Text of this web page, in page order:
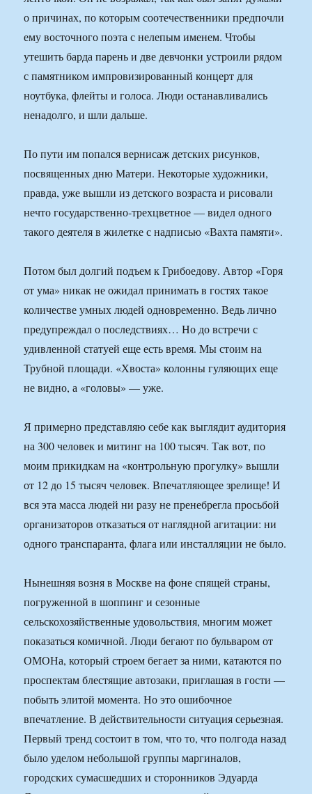
о причинах, по которым соотечественники предпочли
ему восточного поэта с нелепым именем. Чтобы
утешить барда парень и две девчонки устроили рядом
с памятником импровизированный концерт для
ноутбука, флейты и голоса. Люди останавливались
ненадолго, и шли дальше.
По пути им попался вернисаж детских рисунков,
посвященных дню Матери. Некоторые художники,
правда, уже вышли из детского возраста и рисовали
нечто государственно-трехцветное — видел одного
такого деятеля в жилетке с надписью «Вахта памяти».
Потом был долгий подъем к Грибоедову. Автор «Горя
от ума» никак не ожидал принимать в гостях такое
количестве умных людей одновременно. Ведь лично
предупреждал о последствиях… Но до встречи с
удивленной статуей еще есть время. Мы стоим на
Трубной площади. «Хвоста» колонны гуляющих еще
не видно, а «головы» — уже.
Я примерно представляю себе как выглядит аудитория
на 300 человек и митинг на 100 тысяч. Так вот, по
моим прикидкам на «контрольную прогулку» вышли
от 12 до 15 тысяч человек. Впечатляющее зрелище! И
вся эта масса людей ни разу не пренебрегла просьбой
организаторов отказаться от наглядной агитации: ни
одного транспаранта, флага или инсталляции не было.
Нынешняя возня в Москве на фоне спящей страны,
погруженной в шоппинг и сезонные
сельскохозяйственные удовольствия, многим может
показаться комичной. Люди бегают по бульваром от
ОМОНа, который строем бегает за ними, катаются по
проспектам блестящие автозаки, приглашая в гости —
побыть элитой момента. Но это ошибочное
впечатление. В действительности ситуация серьезная.
Первый тренд состоит в том, что то, что полгода назад
было уделом небольшой группы маргиналов,
городских сумасшедших и сторонников Эдуарда